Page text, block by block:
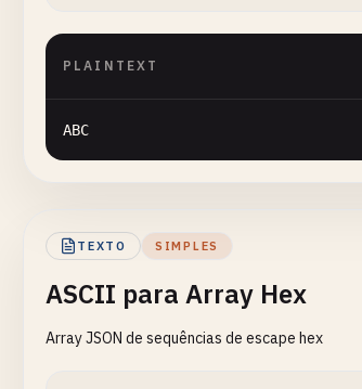
PLAINTEXT
ABC
TEXTO SIMPLES
ASCII para Array Hex
Array JSON de sequências de escape hex